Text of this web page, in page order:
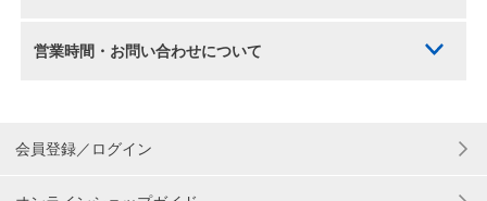
営業時間・お問い合わせについて
会員登録／ログイン